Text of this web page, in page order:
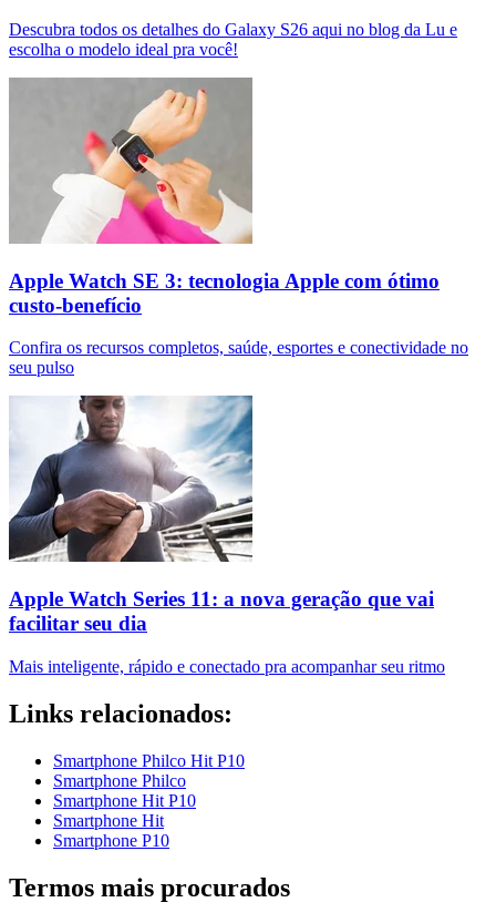
Descubra todos os detalhes do Galaxy S26 aqui no blog da Lu e
escolha o modelo ideal pra você!
Apple Watch SE 3: tecnologia Apple com ótimo
custo-benefício
Confira os recursos completos, saúde, esportes e conectividade no
seu pulso
Apple Watch Series 11: a nova geração que vai
facilitar seu dia
Mais inteligente, rápido e conectado pra acompanhar seu ritmo
Links relacionados:
Smartphone Philco Hit P10
Smartphone Philco
Smartphone Hit P10
Smartphone Hit
Smartphone P10
Termos mais procurados